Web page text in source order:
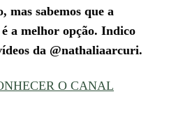
mas sabemos que a
a melhor opção. Indico
da @nathaliaarcuri.
O CANAL